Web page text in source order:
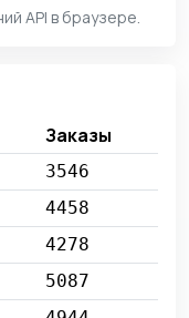
API в браузере.
Заказы
3546
4458
4278
5087